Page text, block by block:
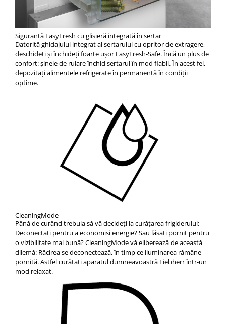
Siguranță EasyFresh cu glisieră integrată în sertar
Datorită ghidajului integrat al sertarului cu opritor de extragere,
deschideţi şi închideţi foarte uşor EasyFresh-Safe. Încă un plus de
confort: șinele de rulare închid sertarul în mod fiabil. În acest fel,
depozitaţi alimentele refrigerate în permanenţă în condiţii
optime.
CleaningMode
Până de curând trebuia să vă decideţi la curăţarea frigiderului:
Deconectaţi pentru a economisi energie? Sau lăsaţi pornit pentru
o vizibilitate mai bună? CleaningMode vă eliberează de această
dilemă: Răcirea se deconectează, în timp ce iluminarea rămâne
pornită. Astfel curăţaţi aparatul dumneavoastră Liebherr într-un
mod relaxat.